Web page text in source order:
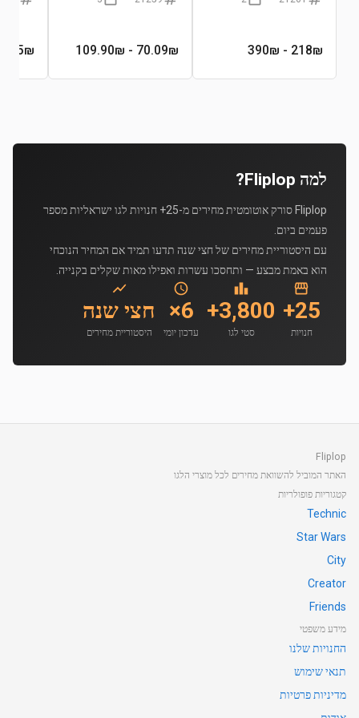
218₪
- 390₪
70.09₪
- 109.90₪
285₪
למה Fliplop?
Fliplop סורק אוטומטית מחירים מ-25+ חנויות לגו ישראליות מספר
פעמים ביום.
עם היסטוריית מחירים של חצי שנה תדעו תמיד אם המחיר הנוכחי
הוא באמת מבצע — ותחסכו עשרות ואפילו מאות שקלים בקנייה.
25+
חנויות
3,800+
סטי לגו
6×
עדכון יומי
חצי שנה
היסטוריית מחירים
Fliplop
האתר המוביל להשוואת מחירים לכל מוצרי הלגו
קטגוריות פופולריות
Technic
Star Wars
City
Creator
Friends
מידע משפטי
החנויות שלנו
תנאי שימוש
מדיניות פרטיות